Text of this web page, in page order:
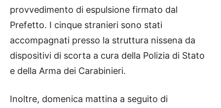
provvedimento di espulsione firmato dal
Prefetto. I cinque stranieri sono stati
accompagnati presso la struttura nissena da
dispositivi di scorta a cura della Polizia di Stato
e della Arma dei Carabinieri.
Inoltre, domenica mattina a seguito di